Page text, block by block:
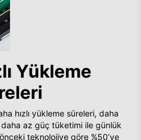
Yükleme
hızlı yükleme süreleri, daha
az güç tüketimi ile günlük
önceki teknolojiye göre %50’ye